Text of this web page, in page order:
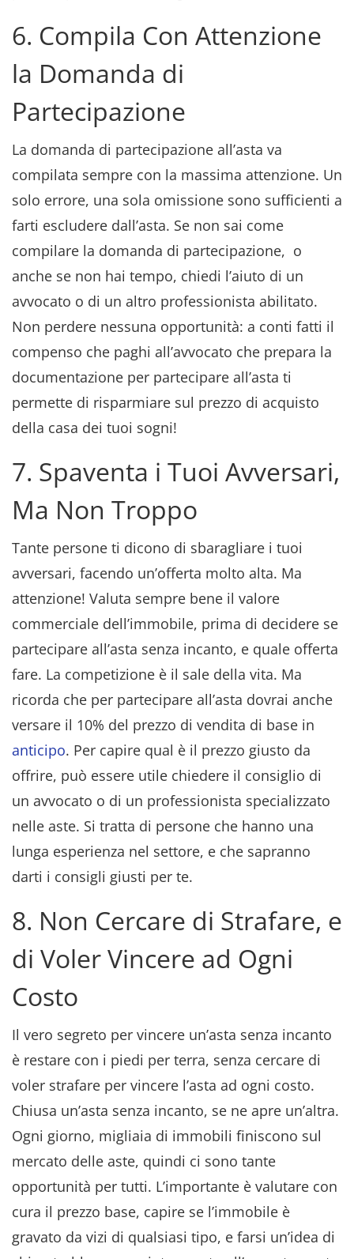
6. Compila Con Attenzione
la Domanda di
Partecipazione
La domanda di partecipazione all’asta va
compilata sempre con la massima attenzione. Un
solo errore, una sola omissione sono sufficienti a
farti escludere dall’asta. Se non sai come
compilare la domanda di partecipazione, o
anche se non hai tempo, chiedi l’aiuto di un
avvocato o di un altro professionista abilitato.
Non perdere nessuna opportunità: a conti fatti il
compenso che paghi all’avvocato che prepara la
documentazione per partecipare all’asta ti
permette di risparmiare sul prezzo di acquisto
della casa dei tuoi sogni!
7. Spaventa i Tuoi Avversari,
Ma Non Troppo
Tante persone ti dicono di sbaragliare i tuoi
avversari, facendo un’offerta molto alta. Ma
attenzione! Valuta sempre bene il valore
commerciale dell’immobile, prima di decidere se
partecipare all’asta senza incanto, e quale offerta
fare. La competizione è il sale della vita. Ma
ricorda che per partecipare all’asta dovrai anche
versare il 10% del prezzo di vendita di base in
anticipo. Per capire qual è il prezzo giusto da
offrire, può essere utile chiedere il consiglio di
un avvocato o di un professionista specializzato
nelle aste. Si tratta di persone che hanno una
lunga esperienza nel settore, e che sapranno
darti i consigli giusti per te.
8. Non Cercare di Strafare, e
di Voler Vincere ad Ogni
Costo
Il vero segreto per vincere un’asta senza incanto
è restare con i piedi per terra, senza cercare di
voler strafare per vincere l’asta ad ogni costo.
Chiusa un’asta senza incanto, se ne apre un’altra.
Ogni giorno, migliaia di immobili finiscono sul
mercato delle aste, quindi ci sono tante
opportunità per tutti. L’importante è valutare con
cura il prezzo base, capire se l’immobile è
gravato da vizi di qualsiasi tipo, e farsi un’idea di